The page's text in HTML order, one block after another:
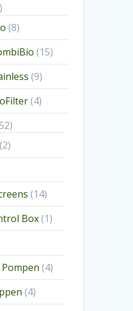
producten
88
producten
1515
producten
99
producten
44
producten
52
producten
22
producten
1414
producten
Box 11
product
44
producten
44
producten